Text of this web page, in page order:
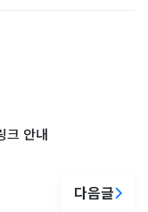
크 안내
다음글